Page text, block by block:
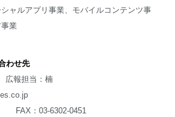
アプリ事業、モバイルコンテンツ事
業
わせ先
広報担当：楠
FAX：03-6302-0451